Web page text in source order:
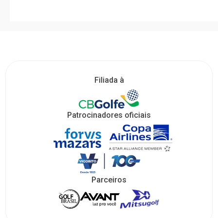
Filiada à
Patrocinadores oficiais
Parceiros